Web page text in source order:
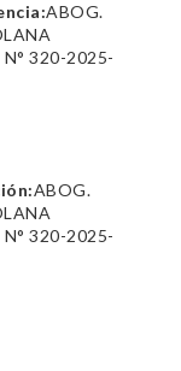
ABOG.
320-2025-
ABOG.
320-2025-